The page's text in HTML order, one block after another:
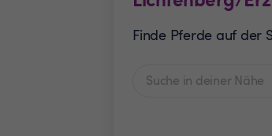
Finde Pferde auf der